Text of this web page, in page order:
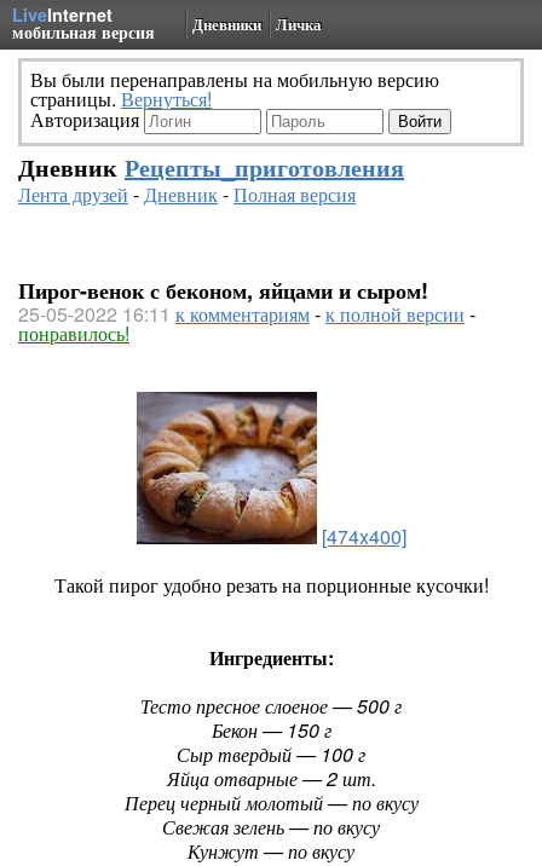
LiveInternet
мобильная версия Дневники Личка
Вы были перенаправлены на мобильную версию
страницы. Вернуться!
Авторизация
Дневник Рецепты_приготовления
Лента друзей -Дневник-Полная версия
Пирог-венок с беконом, яйцами и сыром!
25-05-2022 16:11 к комментариям-к полной версии -
понравилось!
[474x400]
Такой пирог удобно резать на порционные кусочки!
Ингредиенты:
Тесто пресное слоеное — 500 г
Бекон — 150 г
Сыр твердый — 100 г
Яйца отварные — 2 шт.
Перец черный молотый — по вкусу
Свежая зелень — по вкусу
Кунжут — по вкусу